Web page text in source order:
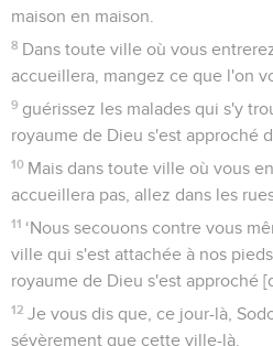
maison en maison.
8 Dans toute ville où vous
accueillera, mangez ce que l'on
9 guérissez les malades qui s'y
royaume de Dieu s'est approché
10 Mais dans toute ville où vous
accueillera pas, allez dans les
11 ‘Nous secouons contre vous
ville qui s'est attachée à nos
royaume de Dieu s'est approché
12 Je vous dis que, ce jour-là,
sévèrement que cette ville-là.